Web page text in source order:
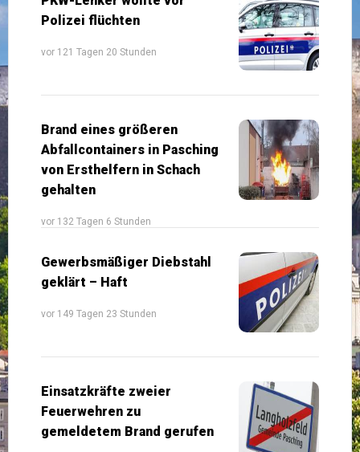
Polizei flüchten
vor 121 Tagen 20 Stunden
Brand eines größeren
Abfallcontainers in Pasching
von Ersthelfern in Schach
gehalten
vor 132 Tagen 6 Stunden
Gewerbsmäßiger Diebstahl
geklärt – Haft
vor 149 Tagen 23 Stunden
Einsatzkräfte zweier
Feuerwehren zu
gemeldetem Brand gerufen